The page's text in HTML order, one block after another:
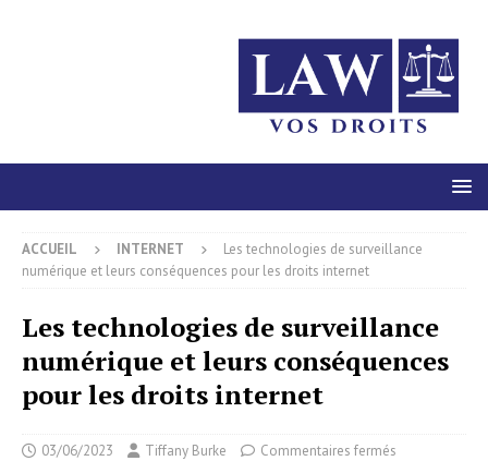
ACCUEIL INTERNET
Les technologies de surveillance
numérique et leurs conséquences pour les droits internet
Les technologies de surveillance
numérique et leurs conséquences
pour les droits internet
03/06/2023 Tiffany Burke Commentaires fermés